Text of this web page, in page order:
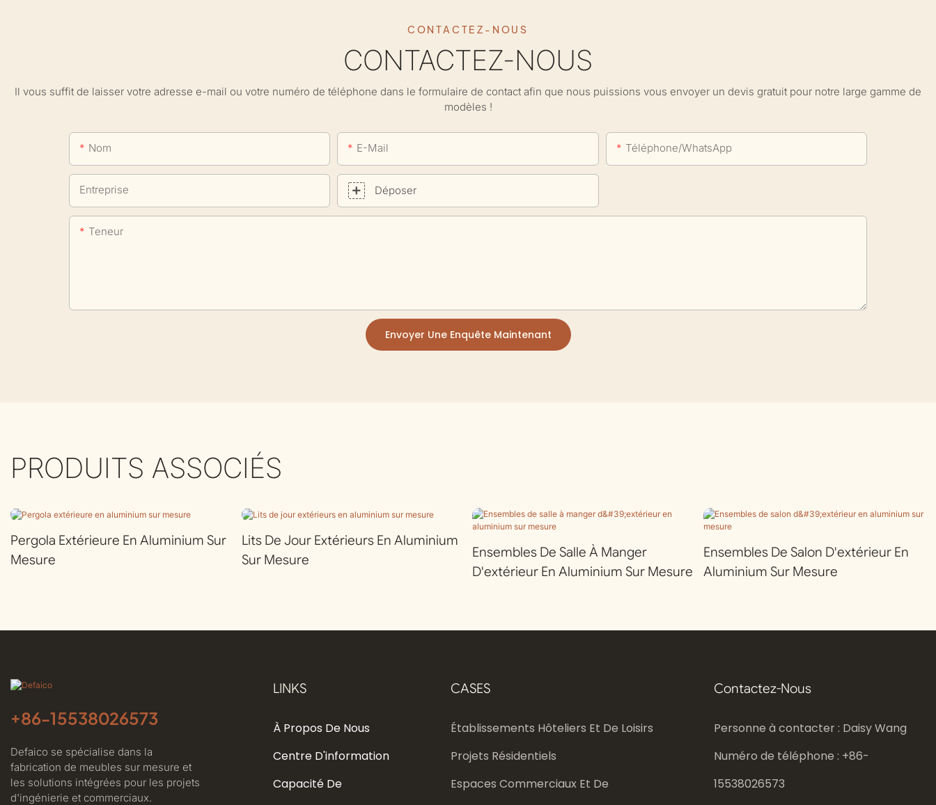
CONTACTEZ-NOUS
CONTACTEZ-NOUS
Il vous suffit de laisser votre adresse e-mail ou votre numéro de téléphone dans le formulaire de contact afin que nous puissions vous envoyer un devis gratuit pour notre large gamme de
modèles !
Nom E-Mail Téléphone/WhatsApp
Entreprise Déposer
Teneur
Envoyer Une Enquête Maintenant
PRODUITS ASSOCIÉS
Pergola Extérieure En Aluminium Sur
Mesure
Lits De Jour Extérieurs En Aluminium
Sur Mesure
Ensembles De Salle À Manger
D'extérieur En Aluminium Sur Mesure
Ensembles De Salon D'extérieur En
Aluminium Sur Mesure
+86-15538026573
Defaico se spécialise dans la
fabrication de meubles sur mesure et
les solutions intégrées pour les projets
d'ingénierie et commerciaux.
LINKS
À Propos De Nous
Centre D'information
Capacité De
CASES
Établissements Hôteliers Et De Loisirs
Projets Résidentiels
Espaces Commerciaux Et De
Contactez-Nous
Personne à contacter : Daisy Wang
Numéro de téléphone : +86-
15538026573